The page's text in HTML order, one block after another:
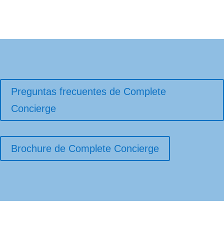
Preguntas frecuentes de Complete
Concierge
Brochure de Complete Concierge